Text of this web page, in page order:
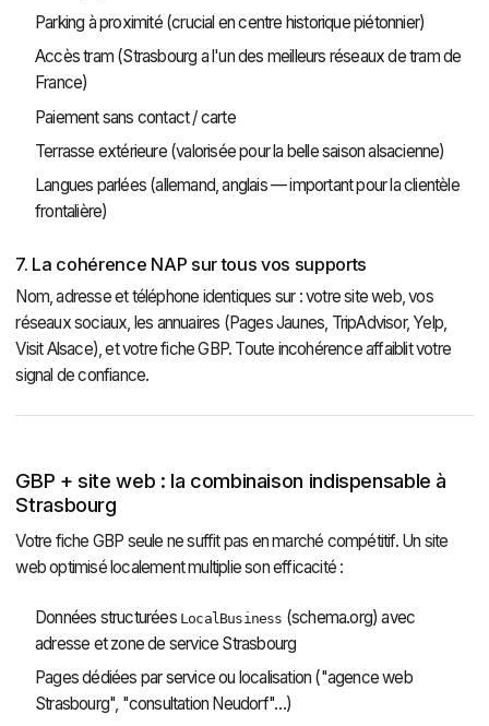
Parking à proximité (crucial en centre historique piétonnier)
Accès tram (Strasbourg a l'un des meilleurs réseaux de tram de
France)
Paiement sans contact / carte
Terrasse extérieure (valorisée pour la belle saison alsacienne)
Langues parlées (allemand, anglais — important pour la clientèle
frontalière)
7. La cohérence NAP sur tous vos supports
Nom, adresse et téléphone identiques sur : votre site web, vos
réseaux sociaux, les annuaires (Pages Jaunes, TripAdvisor, Yelp,
Visit Alsace), et votre fiche GBP. Toute incohérence affaiblit votre
signal de confiance.
GBP + site web : la combinaison indispensable à
Strasbourg
Votre fiche GBP seule ne suffit pas en marché compétitif. Un site
web optimisé localement multiplie son efficacité :
Données structurées LocalBusiness (schema.org) avec
adresse et zone de service Strasbourg
Pages dédiées par service ou localisation ("agence web
Strasbourg", "consultation Neudorf"…)